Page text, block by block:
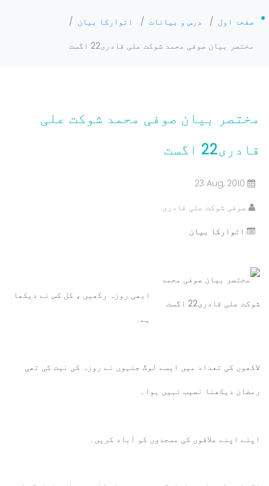
صفحۂ اول / درس و بیانات / اتوارکا بیان /
مختصر بیان صوفی محمد شوکت علی قادری22 اگست
مختصر بیان صوفی محمد شوکت علی
قادری22 اگست
23 Aug, 2010
صوفی شوکت علی قادری
اتوارکا بیان
ابھی روزہ رکھیں ، کل کس نے دیکھا
ہے۔
لاکھوں کی تعداد میں ایسے لوگ جنہوں نے روزہ کی نیت کی تھی
رمضان دیکھنا نصیب نہیں ہوا۔
اپنے اپنے علاقوں کی مسجدوں کو آباد کریں۔